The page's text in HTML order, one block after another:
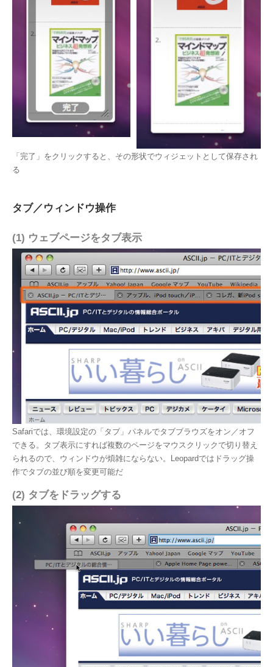
「完了」をクリックすると、その形状でウィジェットとして保存され
る
タブ／ウィンドウ操作
(1) ウェブページをタブ表示
Safariでは、環境設定の「タブ」パネルでタブブラウズをオン／オフ
できる。タブ表示にすれば複数のページをマウスクリックで切り替え
られるので、ウィンドウが煩雑にならない。Leopardではドラッグ操
作でタブの並び順を変更可能だ
(2) タブをドラッグする